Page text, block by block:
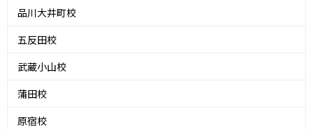
品川大井町校
五反田校
武蔵小山校
蒲田校
原宿校